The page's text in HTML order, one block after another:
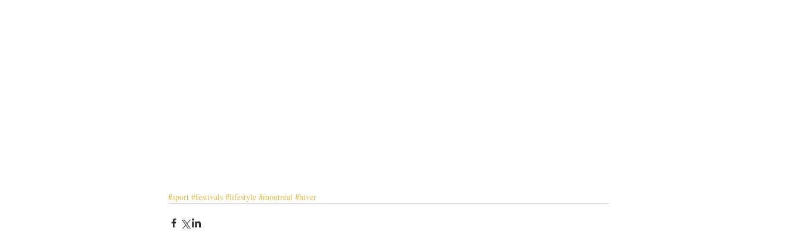
#sport #festivals #lifestyle #montréal #hiver